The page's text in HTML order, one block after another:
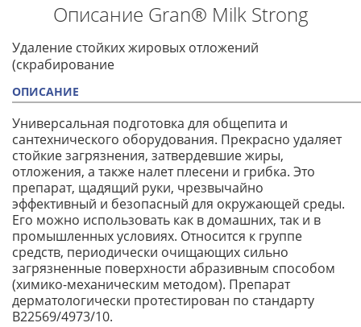
Описание Gran® Milk Strong
Удаление стойких жировых отложений
(скрабирование
ОПИСАНИЕ
Универсальная подготовка для общепита и
сантехнического оборудования. Прекрасно удаляет
стойкие загрязнения, затвердевшие жиры,
отложения, а также налет плесени и грибка. Это
препарат, щадящий руки, чрезвычайно
эффективный и безопасный для окружающей среды.
Его можно использовать как в домашних, так и в
промышленных условиях. Относится к группе
средств, периодически очищающих сильно
загрязненные поверхности абразивным способом
(химико-механическим методом). Препарат
дерматологически протестирован по стандарту
B22569/4973/10.